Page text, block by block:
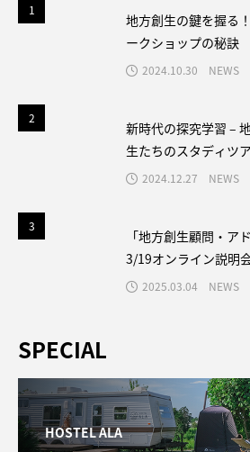
1
地方創生の鍵を握る
ークショップの秘訣
2024.10.30 NEWS
2
新時代の探究学習 –
生たちのスタディツ
2024.12.27 NEWS
3
「地方創生顧問・ア
3/19オンライン説明会
2025.03.04 NEWS
SPECIAL
HOSTEL ALA